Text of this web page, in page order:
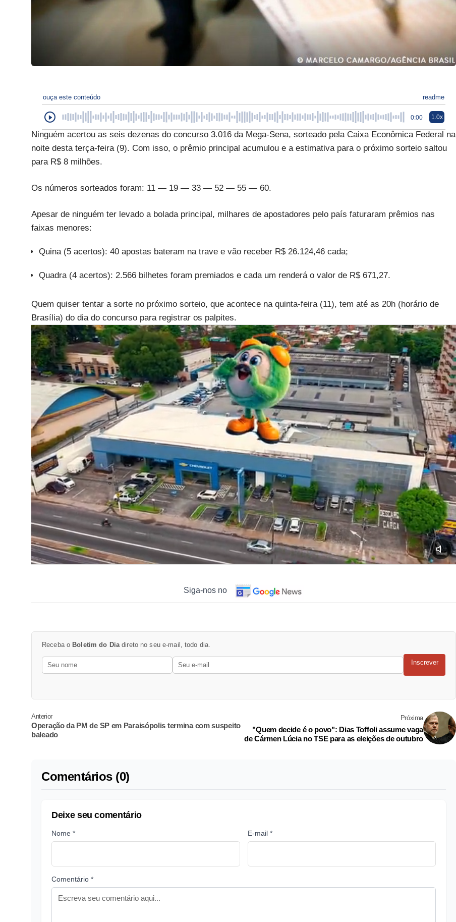
ouça este conteúdo readme
0:00 1.0x
Ninguém acertou as seis dezenas do concurso 3.016 da Mega-Sena, sorteado pela Caixa Econômica Federal na
noite desta terça-feira (9). Com isso, o prêmio principal acumulou e a estimativa para o próximo sorteio saltou
para R$ 8 milhões.
Os números sorteados foram: 11 — 19 — 33 — 52 — 55 — 60.
Apesar de ninguém ter levado a bolada principal, milhares de apostadores pelo país faturaram prêmios nas
faixas menores:
Quina (5 acertos): 40 apostas bateram na trave e vão receber R$ 26.124,46 cada;
Quadra (4 acertos): 2.566 bilhetes foram premiados e cada um renderá o valor de R$ 671,27.
Quem quiser tentar a sorte no próximo sorteio, que acontece na quinta-feira (11), tem até as 20h (horário de
Brasília) do dia do concurso para registrar os palpites.
Siga-nos no
Receba o Boletim do Dia direto no seu e-mail, todo dia.
Inscrever
Anterior
Operação da PM de SP em Paraisópolis termina com suspeito
baleado
Próxima
"Quem decide é o povo": Dias Toffoli assume vaga
de Cármen Lúcia no TSE para as eleições de outubro
Comentários (0)
Deixe seu comentário
Nome * E-mail *
Comentário *